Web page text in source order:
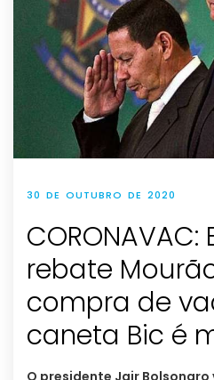
30 DE OUTUBRO DE 2020
rebate
compra de
caneta Bic é